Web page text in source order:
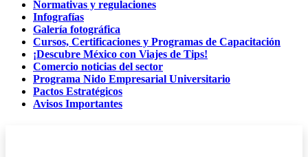
Normativas y regulaciones
Infografías
Galería fotográfica
Cursos, Certificaciones y Programas de Capacitación
¡Descubre México con Viajes de Tips!
Comercio noticias del sector
Programa Nido Empresarial Universitario
Pactos Estratégicos
Avisos Importantes